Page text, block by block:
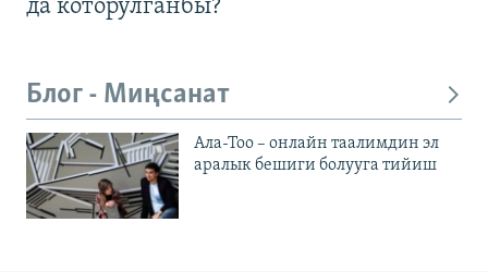
да которулганбы?
Блог - Миңсанат
Ала-Тоо – онлайн таалимдин эл
аралык бешиги болууга тийиш